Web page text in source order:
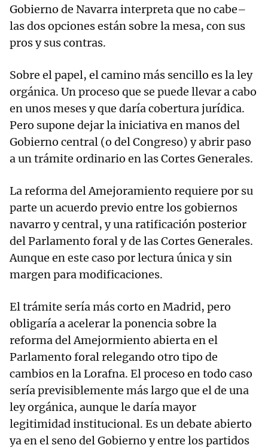
Gobierno de Navarra interpreta que no cabe–
las dos opciones están sobre la mesa, con sus
pros y sus contras.
Sobre el papel, el camino más sencillo es la ley
orgánica. Un proceso que se puede llevar a cabo
en unos meses y que daría cobertura jurídica.
Pero supone dejar la iniciativa en manos del
Gobierno central (o del Congreso) y abrir paso
a un trámite ordinario en las Cortes Generales.
La reforma del Amejoramiento requiere por su
parte un acuerdo previo entre los gobiernos
navarro y central, y una ratificación posterior
del Parlamento foral y de las Cortes Generales.
Aunque en este caso por lectura única y sin
margen para modificaciones.
El trámite sería más corto en Madrid, pero
obligaría a acelerar la ponencia sobre la
reforma del Amejormiento abierta en el
Parlamento foral relegando otro tipo de
cambios en la Lorafna. El proceso en todo caso
sería previsiblemente más largo que el de una
ley orgánica, aunque le daría mayor
legitimidad institucional. Es un debate abierto
ya en el seno del Gobierno y entre los partidos